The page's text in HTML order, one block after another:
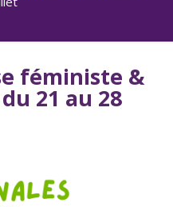
féministe &
21 au 28